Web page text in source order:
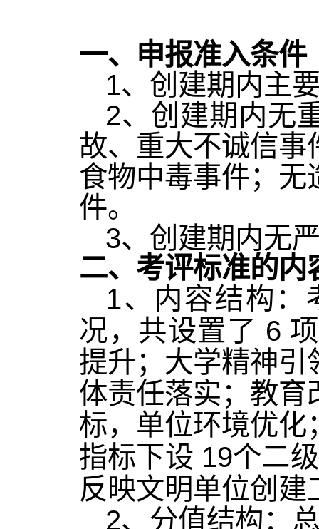
一、申报准入条件
1、创建期内主
2、创建期内无
故、重大不诚信事
食物中毒事件；无
件。
3、创建期内无
二、考评标准的内
1、内容结构：
况，共设置了 6
提升；大学精神引
体责任落实；教育
标，单位环境优化
指标下设 19个二
反映文明单位创
2、分值结构：